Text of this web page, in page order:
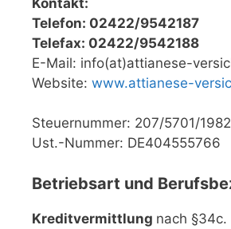
Telefon: 02422/9542187
Telefax: 02422/9542188
E-Mail: info(at)attianese-
Website: www.attianese-
Steuernummer: 207/5701/1982
Ust.-Nummer: DE404555766
Betriebsart und
Kreditvermittlung nach §34c.